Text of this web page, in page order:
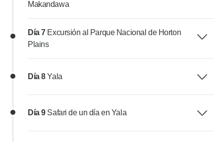
Makandawa
Día 7 Excursión al Parque Nacional de Horton
Plains
Día 8Yala
Día 9 Safari de un día en Yala